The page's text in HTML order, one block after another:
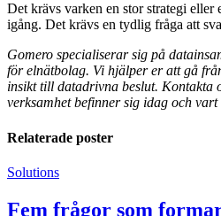
Det krävs varken en stor strategi eller
igång. Det krävs en tydlig fråga att
Gomero specialiserar sig på
för elnätbolag. Vi hjälper er att gå
insikt till datadrivna beslut. Kontakta
verksamhet befinner sig idag och
Relaterade poster
Solutions
Fem frågor som